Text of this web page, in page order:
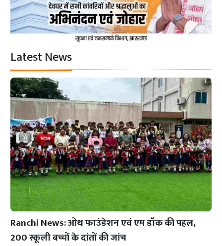
Latest News
Ranchi News: ओथ फाउंडेशन एवं एम डॉक की पहल,
200 स्कूली बच्चों के दांतों की जांच